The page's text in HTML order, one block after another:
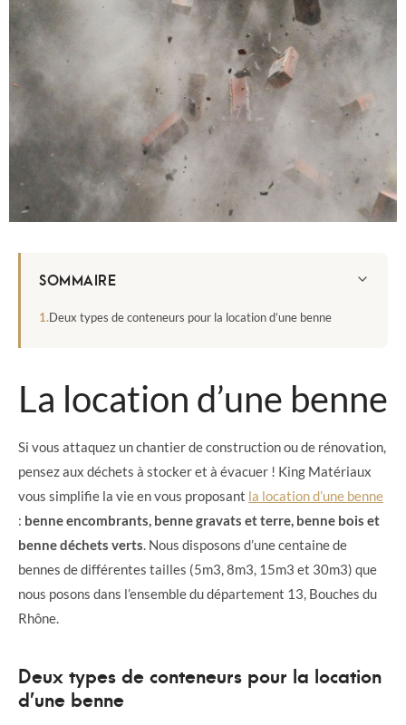
SOMMAIRE
Deux types de conteneurs pour la location d’une benne
La location d’une benne
Si vous attaquez un chantier de construction ou de rénovation,
pensez aux déchets à stocker et à évacuer ! King Matériaux
vous simplifie la vie en vous proposant la location d’une benne
: benne encombrants, benne gravats et terre, benne bois et
benne déchets verts . Nous disposons d’une centaine de
bennes de différentes tailles (5m3, 8m3, 15m3 et 30m3) que
nous posons dans l’ensemble du département 13, Bouches du
Rhône.
Deux types de conteneurs pour la location
d’une benne